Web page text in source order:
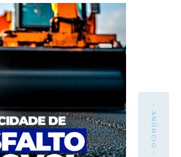
- ANÚNCIO -